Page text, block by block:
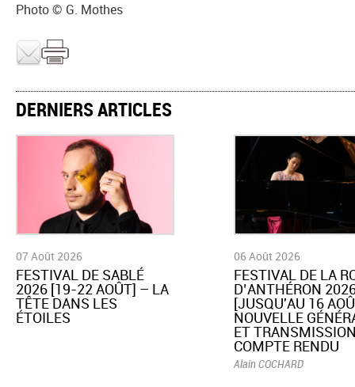
Photo © G. Mothes
DERNIERS ARTICLES
07 Août 2026
​FESTIVAL DE SABLÉ
2026 [19-22 AOÛT] – LA
TÊTE DANS LES
ÉTOILES
06 Août 2026
​FESTIVAL DE LA
D’ANTHÉRON
[JUSQU'AU 16
NOUVELLE
ET
COMPTE RENDU
Alain COCHARD